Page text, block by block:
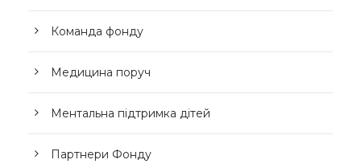
Команда фонду
Медицина поруч
Ментальна підтримка дітей
Партнери Фонду